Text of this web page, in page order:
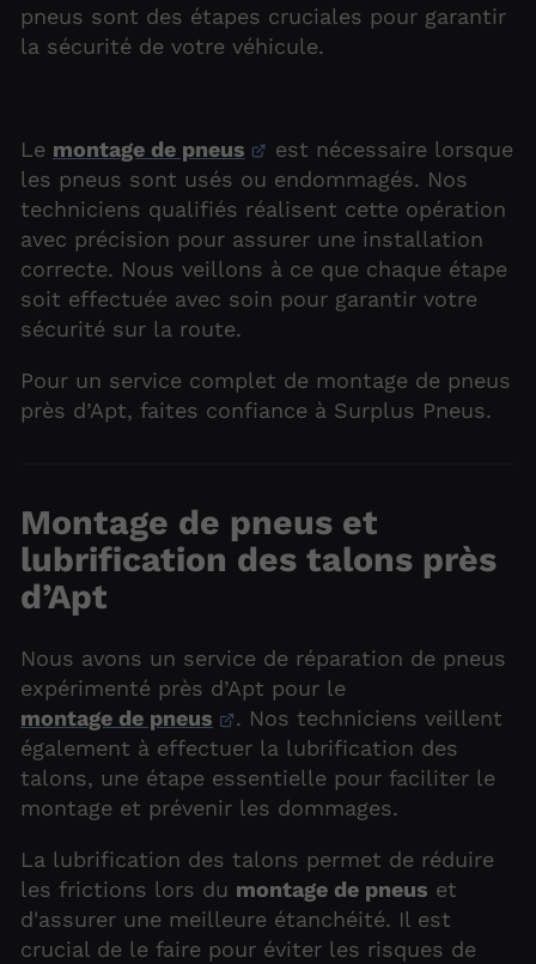
pneus sont des étapes cruciales pour garantir
la sécurité de votre véhicule.
Le montage de pneus
est nécessaire lorsque
les pneus sont usés ou endommagés. Nos
techniciens qualifiés réalisent cette opération
avec précision pour assurer une installation
correcte. Nous veillons à ce que chaque étape
soit effectuée avec soin pour garantir votre
sécurité sur la route.
Pour un service complet de montage de pneus
près d’Apt, faites confiance à Surplus Pneus.
Montage de pneus et
lubrification des talons près
d’Apt
Nous avons un service de réparation de pneus
expérimenté près d’Apt pour le
montage de pneus
. Nos techniciens veillent
également à effectuer la lubrification des
talons, une étape essentielle pour faciliter le
montage et prévenir les dommages.
La lubrification des talons permet de réduire
les frictions lors du montage de pneus et
d'assurer une meilleure étanchéité. Il est
crucial de le faire pour éviter les risques de